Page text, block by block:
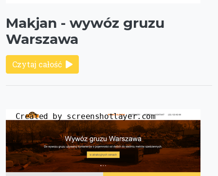
Makjan - wywóz gruzu
Warszawa
Czytaj całość